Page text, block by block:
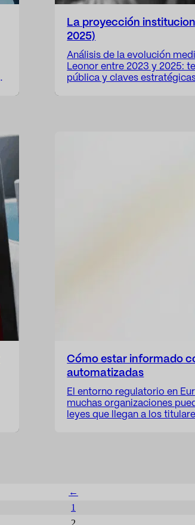
La proyección
2025)
Análisis de la evolución
Leonor entre 2023 y 2025:
pública y claves
Cómo estar informado
automatizadas
El entorno regulatorio en
muchas organizaciones
leyes que llegan a los
←
1
2